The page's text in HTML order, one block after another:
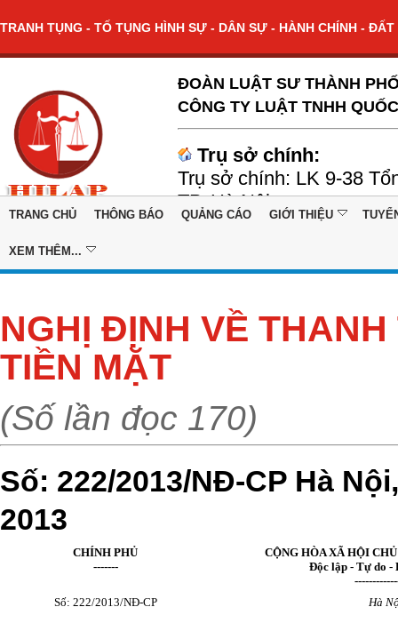
TRANH TỤNG - TỐ TỤNG HÌNH SỰ - DÂN SỰ - HÀNH CHÍNH -
ĐOÀN LUẬT SƯ THÀNH
CÔNG TY LUẬT TNHH
Trụ sở chính:
Trụ sở chính: LK 9-38
TP. Hà Nội
TRANG CHỦ THÔNG BÁO QUẢNG CÁO GIỚI THIỆU
XEM THÊM...
NGHỊ ĐỊNH VỀ
TIỀN MẶT
(Số lần đọc 170)
Số: 222/2013/NĐ-CP Hà
2013
CHÍNH PHỦ
-------
CỘNG HÒA XÃ HỘI
Độc lập - Tự do -
Số: 222/2013/NĐ-CP
Hà